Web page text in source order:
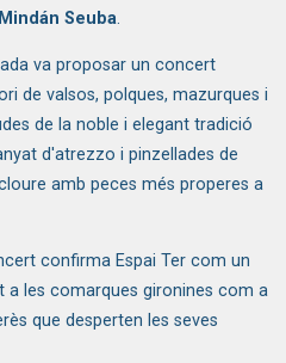
Seuba.
va proposar un concert
de valsos, polques, mazurques i
de la noble i elegant tradició
d'atrezzo i pinzellades de
amb peces més properes a
confirma Espai Ter com un
a les comarques gironines com a
que desperten les seves